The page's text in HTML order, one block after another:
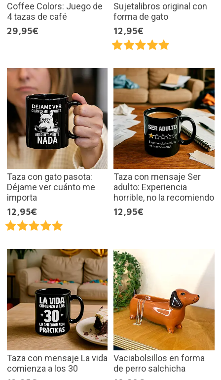
Coffee Colors: Juego de
4 tazas de café
29,95€
Sujetalibros original con
forma de gato
12,95€
Taza con gato pasota:
Déjame ver cuánto me
importa
12,95€
Taza con mensaje Ser
adulto: Experiencia
horrible, no la recomiendo
12,95€
Taza con mensaje La vida
comienza a los 30
Vaciabolsillos en forma
de perro salchicha